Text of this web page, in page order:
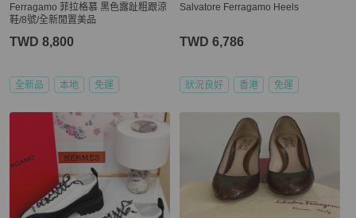
Ferragamo 菲拉格慕 黑色露趾粗跟涼
鞋/8號/全新閒置美品
TWD 8,800
全新品 本地 免運
Salvatore Ferragamo Heels
TWD 6,786
狀況良好 香港 免運